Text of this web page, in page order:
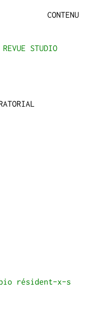
CONTENU
STUDIO
résident-x-s